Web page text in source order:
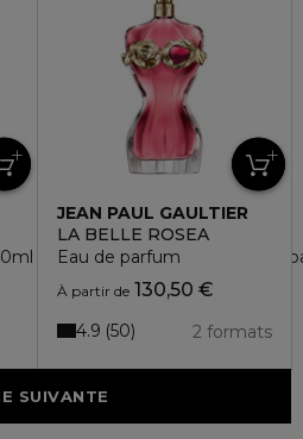
+ vaporisateur voyage eau de
JEAN PAUL GAULTIER
LA BELLE ROSEA
Eau de parfum
À partir de130,50 €
2 formats
4.9 50
SUIVANTE